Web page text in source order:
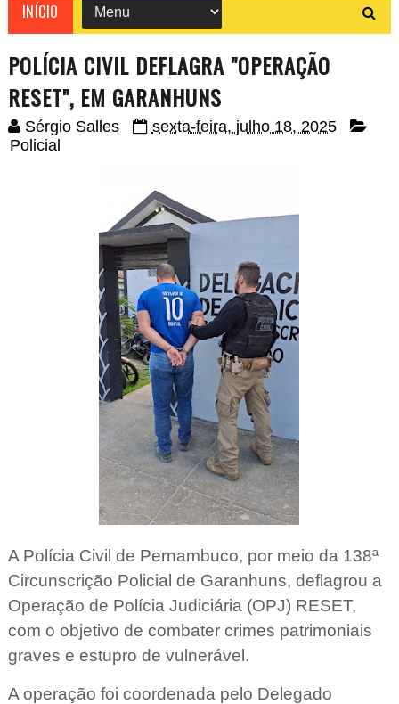
INÍCIO
POLÍCIA CIVIL DEFLAGRA "OPERAÇÃO
RESET", EM GARANHUNS
Sérgio Salles
sexta-feira, julho 18, 2025
Policial
A Polícia Civil de Pernambuco, por meio da 138ª
Circunscrição Policial de Garanhuns, deflagrou a
Operação de Polícia Judiciária (OPJ) RESET,
com o objetivo de combater crimes patrimoniais
graves e estupro de vulnerável.
A operação foi coordenada pelo Delegado